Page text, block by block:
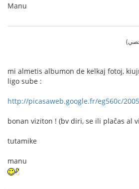
Manu
mi almetis albumon de kelkaj fotoj,
ligo sube :
http://picasaweb.google.fr/eg560c/
bonan viziton ! (bv diri, se ili plaĉas al
tutamike
manu